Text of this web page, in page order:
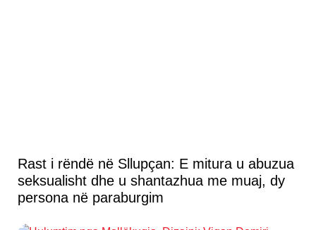
Rast i rëndë në Sllupçan: E mitura u abuzua
seksualisht dhe u shantazhua me muaj, dy
persona në paraburgim